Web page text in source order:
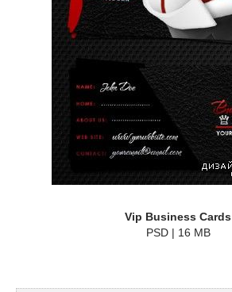
Vip Business Cards
PSD | 16 MB